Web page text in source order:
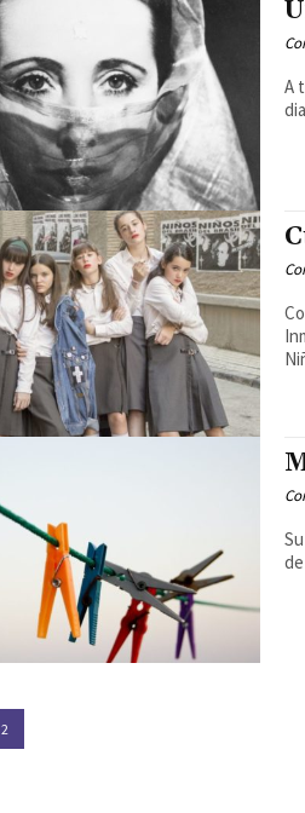
A
2